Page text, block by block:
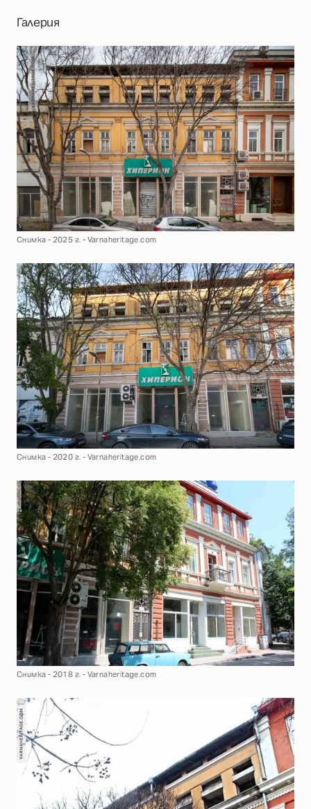
Галерия
Снимка - 2025 г. - Varnaheritage.com
Снимка - 2020 г. - Varnaheritage.com
Снимка - 2018 г. - Varnaheritage.com